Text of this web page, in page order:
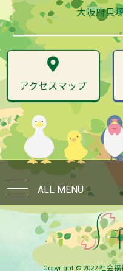
大阪府貝
アクセスマップ
ALL MENU
Copyright © 2022 社会